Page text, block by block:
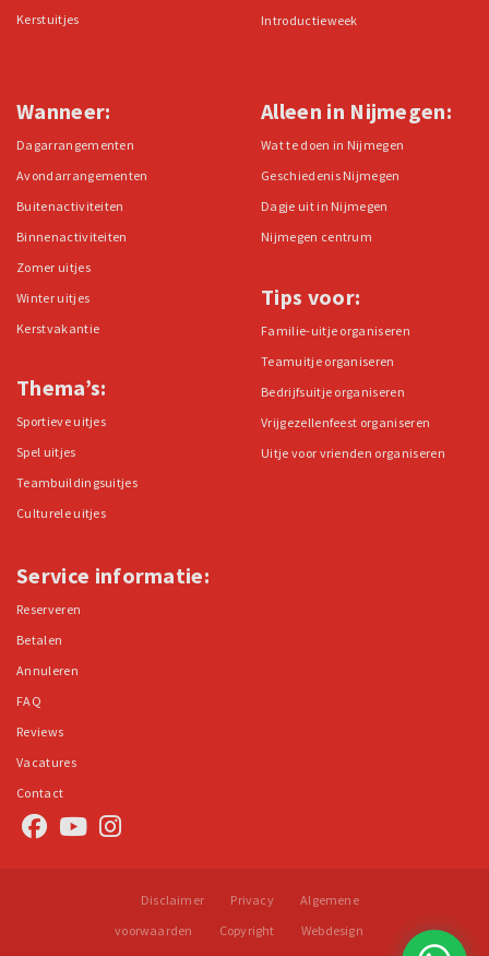
Kerstuitjes
Introductieweek
Wanneer:
Dagarrangementen
Avondarrangementen
Buitenactiviteiten
Binnenactiviteiten
Zomer uitjes
Winter uitjes
Kerstvakantie
Thema’s:
Sportieve uitjes
Spel uitjes
Teambuildingsuitjes
Culturele uitjes
Alleen in Nijmegen:
Wat te doen in Nijmegen
Geschiedenis Nijmegen
Dagje uit in Nijmegen
Nijmegen centrum
Tips voor:
Familie-uitje organiseren
Teamuitje organiseren
Bedrijfsuitje organiseren
Vrijgezellenfeest organiseren
Uitje voor vrienden organiseren
Service informatie:
Reserveren
Betalen
Annuleren
FAQ
Reviews
Vacatures
Contact
Disclaimer Privacy
Algemene
voorwaarden
Copyright Webdesign